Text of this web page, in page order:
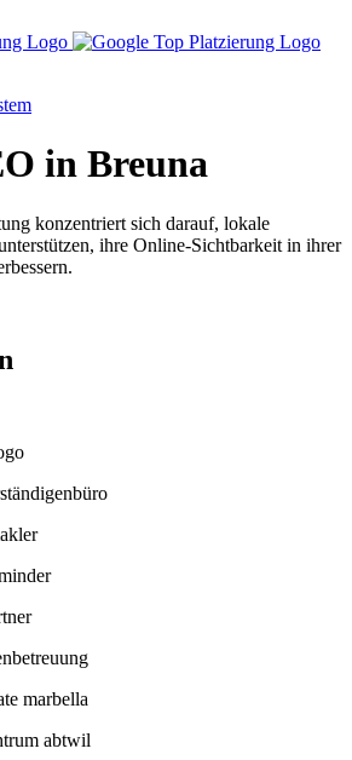
in Breuna
konzentriert sich darauf, lokale
ihre Online-Sichtbarkeit in ihrer